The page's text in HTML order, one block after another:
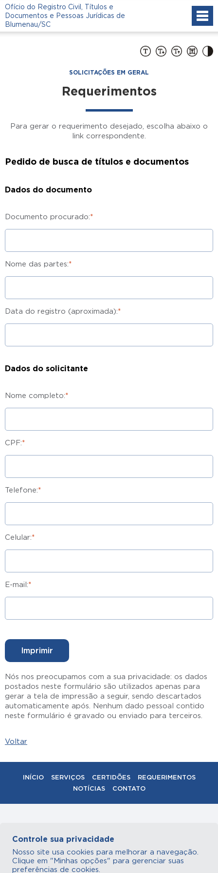
Ofício do Registro Civil, Títulos e
Documentos e Pessoas Jurídicas de
Blumenau/SC
SOLICITAÇÕES EM GERAL
Requerimentos
Para gerar o requerimento desejado, escolha abaixo o
link correspondente.
Pedido de busca de títulos e documentos
Dados do documento
Documento procurado:*
Nome das partes:*
Data do registro (aproximada):*
Dados do solicitante
Nome completo:*
CPF:*
Telefone:*
Celular:*
E-mail:*
Nós nos preocupamos com a sua privacidade: os dados
postados neste formulário são utilizados apenas para
gerar a tela de impressão a seguir, sendo descartados
automaticamente após. Nenhum dado pessoal contido
neste formulário é gravado ou enviado para terceiros.
Voltar
INÍCIO SERVIÇOS CERTIDÕES
REQUERIMENTOS
NOTÍCIAS
CONTATO
(47) 3326-2581|(47) 3329-6002
Copyright 2026 - Registro Civil Blumenau. Todos os
direitos reservados.
Controle sua privacidade
Nosso site usa cookies para melhorar a navegação.
Clique em "Minhas opções" para gerenciar suas
preferências de cookies.